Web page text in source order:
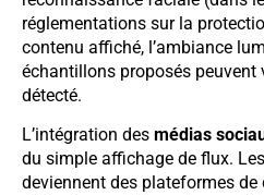
réglementations sur la
contenu affiché, l’ambiance
échantillons proposés peuvent
détecté.
L’intégration des médias
du simple affichage de flux.
deviennent des plateformes de